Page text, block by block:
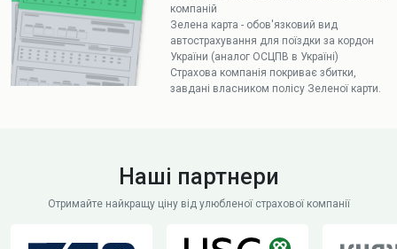
компаній
Зелена карта - обов'язковий вид
автострахування для поїздки за кордон
України (аналог ОСЦПВ в Україні)
Страхова компанія покриває збитки,
завдані власником полісу Зеленої карти.
Наші партнери
Отримайте найкращу ціну від улюбленої страхової компанії